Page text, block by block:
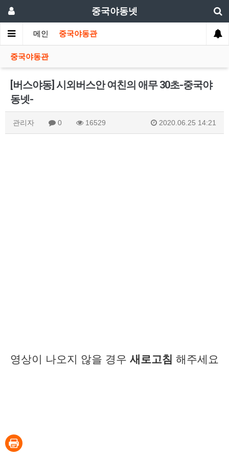
중국야동넷
메인 중국야동관
중국야동관
[버스야동] 시외버스안 여친의 애무 30초-중국야
동넷-
관리자 0 16529 2020.06.25 14:21
영상이 나오지 않을 경우 새로고침 해주세요